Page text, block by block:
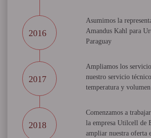
2016
Asumimos la
Amandus Kahl para
Paraguay
2017
Ampliamos los
nuestro servicio
temperatura y volumen
2018
Comenzamos a
la empresa Utilcell de
ampliar nuestra oferta